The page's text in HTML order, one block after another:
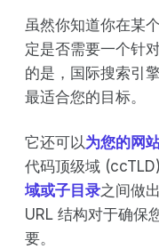
虽然你知道你在某
定是否需要一个针
的是，国际搜索引
最适合您的目标。
它还可以为您的网
代码顶级域
域或子目录之间做
URL 结构对于确保
要。